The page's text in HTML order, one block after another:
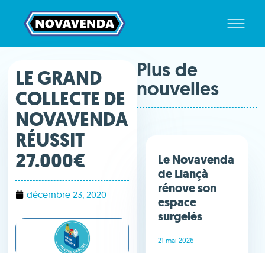
LE GRAND
COLLECTE DE
NOVAVENDA
RÉUSSIT
27.000€
décembre 23, 2020
Plus de
nouvelles
Le Novavenda
de Llançà
rénove son
espace
surgelés
21 mai 2026